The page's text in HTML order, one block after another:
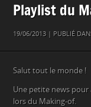
Playlist du
19/06/2013 | PUBLIÉ
Salut tout le monde !
Une petite news pour
lors du Making-of.